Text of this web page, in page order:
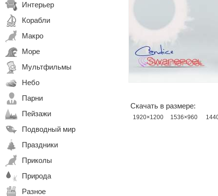
Интерьер
Корабли
Макро
Море
Мультфильмы
Небо
Парни
Пейзажи
Подводный мир
Праздники
Приколы
Природа
Разное
Скачать в размере:
1920×1200 1536×960